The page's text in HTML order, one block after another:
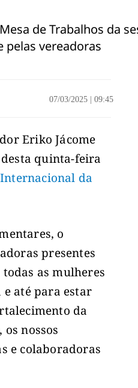
de Trabalhos da
vereadoras
07/03/2025 09:45
Eriko Jácome
quinta-feira
da
o
presentes
todas as mulheres
até para estar
da
os nossos
e colaboradoras